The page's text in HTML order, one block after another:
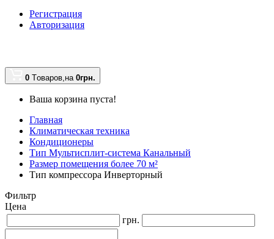
Регистрация
Авторизация
0 Tоваров,на 0грн.
Ваша корзина пуста!
Главная
Климатическая техника
Кондиционеры
Тип Мультисплит-система Канальный
Размер помещения более 70 м²
Тип компрессора Инверторный
Фильтр
Цена
грн.